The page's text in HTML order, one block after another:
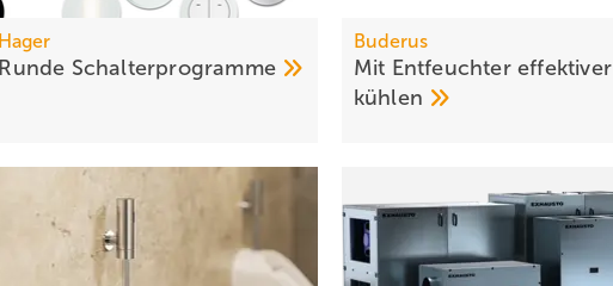
Hager
Runde Schalterprogramme
Buderus
Mit Entfeuchter effektiver
kühlen